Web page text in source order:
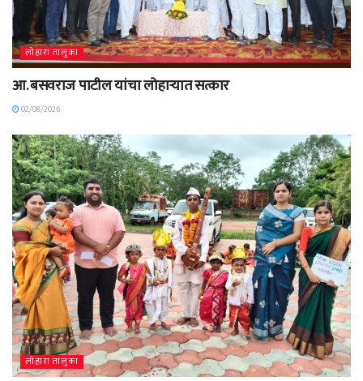
लोहारा तालुका
आ. बसवराज पाटील यांचा लोहाऱ्यात सत्कार
02/08/2026
लोहारा तालुका